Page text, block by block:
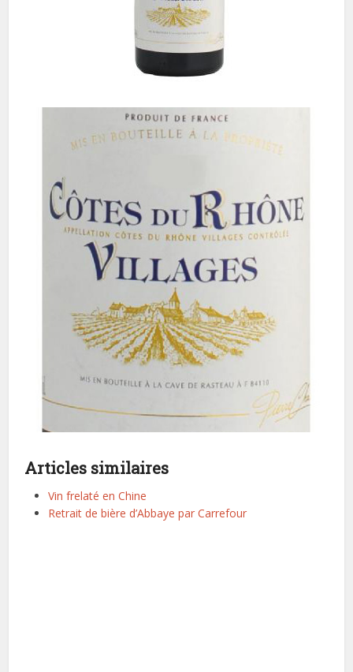
Articles similaires
Vin frelaté en Chine
Retrait de bière d’Abbaye par Carrefour